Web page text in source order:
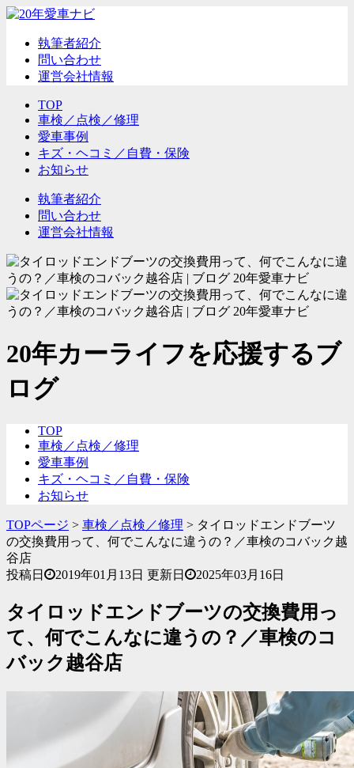
執筆者紹介
問い合わせ
運営会社情報
TOP
車検／点検／修理
愛車事例
キズ・ヘコミ／自費・保険
お知らせ
執筆者紹介
問い合わせ
運営会社情報
20年カーライフを応援するブ
ログ
TOP
車検／点検／修理
愛車事例
キズ・ヘコミ／自費・保険
お知らせ
TOPページ > 車検／点検／修理 > タイロッドエンドブーツ
の交換費用って、何でこんなに違うの？／車検のコバック越
谷店
投稿日
2019年01月13日 更新日 2025年03月16日
タイロッドエンドブーツの交換費用っ
て、何でこんなに違うの？／車検のコ
バック越谷店